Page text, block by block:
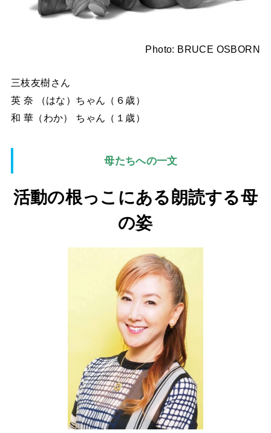
Photo: BRUCE OSBORN
三枝友樹さん
英 奈 （はな）ちゃん（６歳）
和 華（わか） ちゃん（１歳）
母たちへの一文
活動の根っこにある朗読する母
の姿